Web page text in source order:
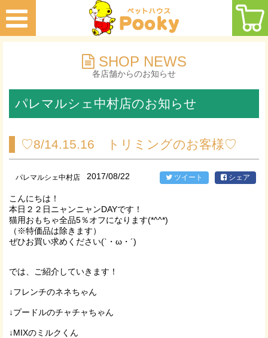
SHOP NEWS
各店舗からのお知らせ
パレマルシェ中村店のお知らせ
♡8/14.15.16 トリミングのお客様♡
パレマルシェ中村店 2017/08/22 ツイート シェア
こんにちは！
本日２２日ニャンニャンDAYです！
猫用おもちゃ全品5％オフになります(*^^*)
（※特価品は除きます）
ぜひお買い求めください(`・ω・´)
では、ご紹介していきます！
↓フレンチのネネちゃん
↓プードルのチャチャちゃん
↓MIXのミルクくん